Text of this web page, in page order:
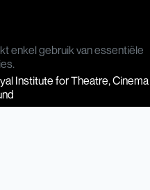
enkel gebruik van essentiële
Institute for Theatre, Cinema